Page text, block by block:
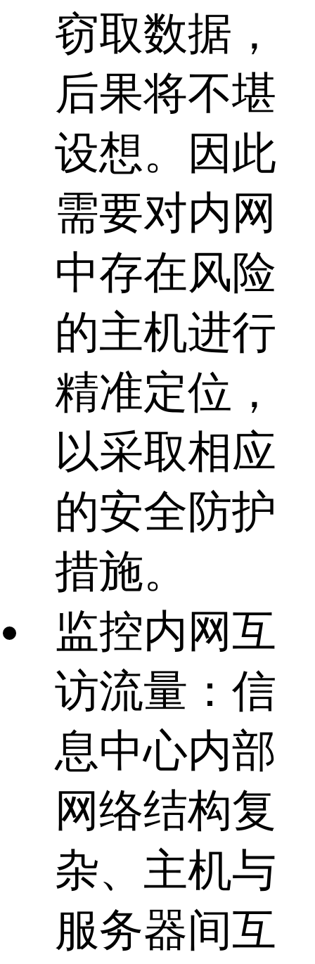
窃取数据，
后果将不堪
设想。因此
需要对内网
中存在风险
的主机进行
精准定位，
以采取相应
的安全防护
措施。
监控内网互
访流量：信
息中心内部
网络结构复
杂、主机与
服务器间互